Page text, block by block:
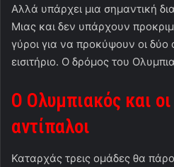
Αλλά υπάρχει μια σημαντική
Μιας και δεν υπάρχουν
γύροι για να προκύψουν οι
εισιτήριο. Ο δρόμος του
Ο Ολυμπιακός και
αντίπαλοι
Καταρχάς τρεις ομάδες θα